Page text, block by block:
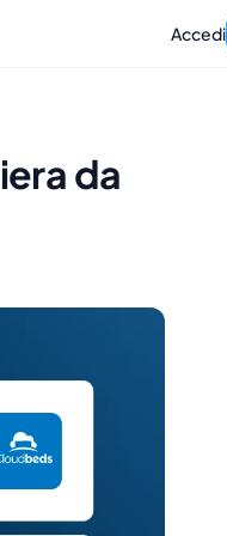
Accedi
da